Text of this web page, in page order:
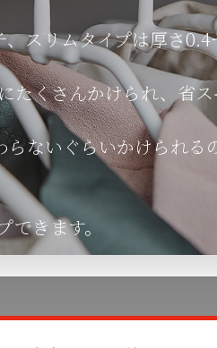
スリムタイプは厚さ0.4
たくさんかけられ、省
ないぐらいかけられる
きます。